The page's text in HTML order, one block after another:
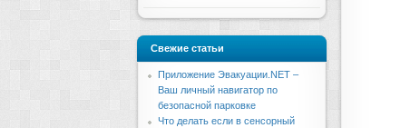
Свежие статьи
Приложение Эвакуации.NET –
Ваш личный навигатор по
безопасной парковке
Что делать если в сенсорный